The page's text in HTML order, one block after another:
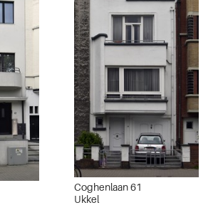
Coghenlaan 61
Ukkel